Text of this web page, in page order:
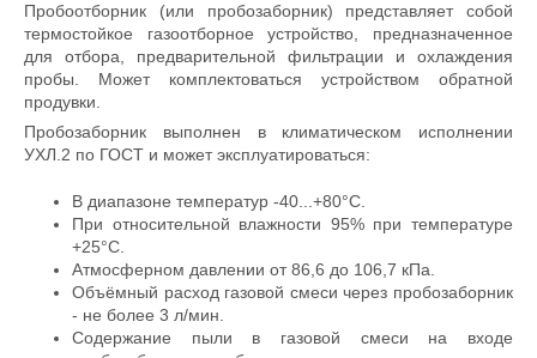
Пробоотборник (или пробозаборник) представляет собой
термостойкое газоотборное устройство, предназначенное
для отбора, предварительной фильтрации и охлаждения
пробы. Может комплектоваться устройством обратной
продувки.
Пробозаборник выполнен в климатическом исполнении
УХЛ.2 по ГОСТ и может эксплуатироваться:
В диапазоне температур -40...+80°С.
При относительной влажности 95% при температуре
+25°С.
Атмосферном давлении от 86,6 до 106,7 кПа.
Объёмный расход газовой смеси через пробозаборник
- не более 3 л/мин.
Содержание пыли в газовой смеси на входе